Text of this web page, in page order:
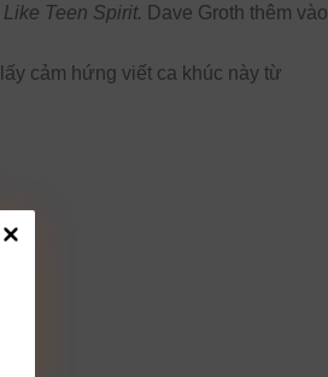
Teen Spirit. Dave Groth thêm vào
cảm hứng viết ca khúc này từ